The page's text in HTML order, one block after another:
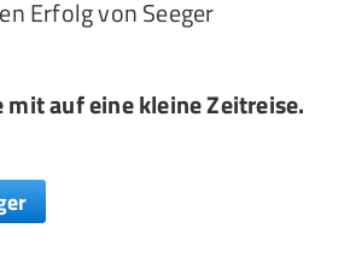
Erfolg von Seeger
mit auf eine kleine Zeitreise.